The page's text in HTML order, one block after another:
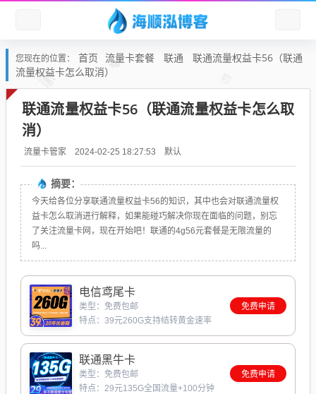
您现在的位置： 首页 流量卡套餐 联通
联通流量权益卡56（联通
流量权益卡怎么取消）
联通流量权益卡56（联通流量权益卡怎么取
消）
流量卡管家 2024-02-25 18:27:53 默认
摘要：
今天给各位分享联通流量权益卡56的知识，其中也会对联通流量权
益卡怎么取消进行解释，如果能碰巧解决你现在面临的问题，别忘
了关注流量卡网，现在开始吧！联通的4g56元套餐是无限流量的
吗...
电信鸢尾卡
类型：免费包邮
特点：39元260G支持结转黄金速率
免费申请
联通黑牛卡
类型：免费包邮
特点：29元135G全国流量+100分钟
免费申请